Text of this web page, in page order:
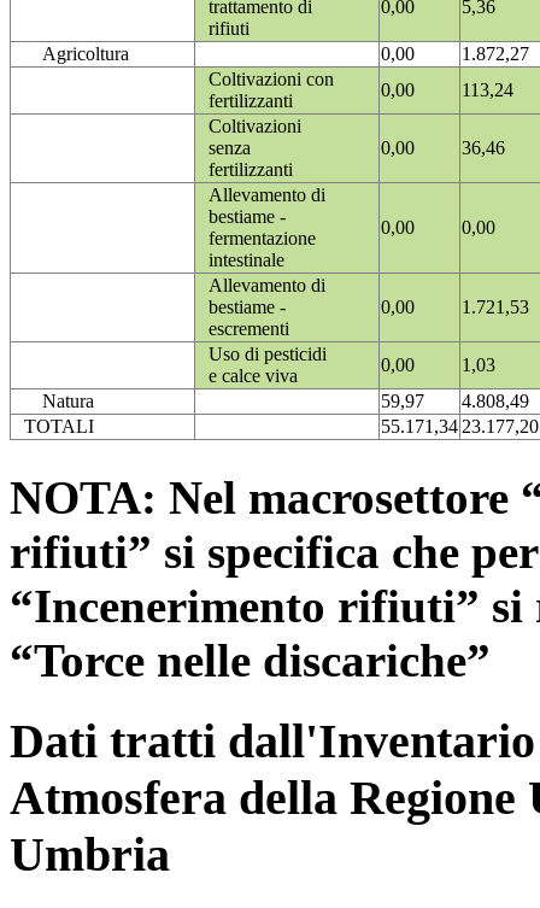
trattamento di
rifiuti
0,00 5,36
Agricoltura 0,00
1.872,27
Coltivazioni con
fertilizzanti
0,00
113,24
Coltivazioni
senza
fertilizzanti
0,00 36,46
Allevamento di
bestiame -
fermentazione
intestinale
0,00 0,00
Allevamento di
bestiame -
escrementi
0,00 1.721,53
Uso di pesticidi
e calce viva
0,00
1,03
Natura
59,97
4.808,49
TOTALI
55.171,3423.177,20
NOTA: Nel macrosettore
rifiuti” si specifica che
“Incenerimento rifiuti”
“Torce nelle discariche”
Dati tratti dall'Inventario
Atmosfera della
Umbria